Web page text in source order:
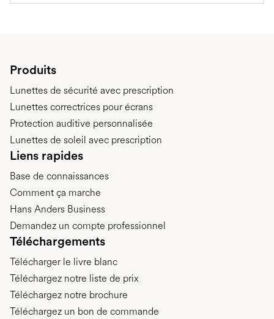
Produits
Lunettes de sécurité avec prescription
Lunettes correctrices pour écrans
Protection auditive personnalisée
Lunettes de soleil avec prescription
Liens rapides
Base de connaissances
Comment ça marche
Hans Anders Business
Demandez un compte professionnel
Téléchargements
Télécharger le livre blanc
Téléchargez notre liste de prix
Téléchargez notre brochure
Téléchargez un bon de commande